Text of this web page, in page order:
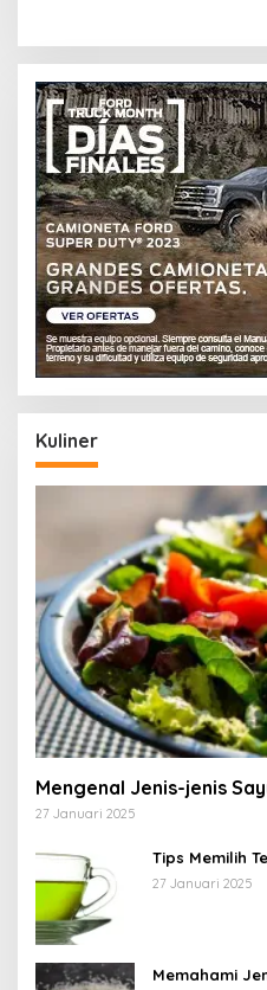
Kuliner
Mengenal Jenis-jenis
27 Januari 2025
Tips Memilih
27 Januari 2025
Memahami